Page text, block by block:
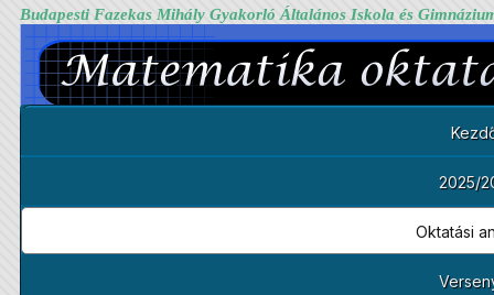
Budapesti Fazekas Mihály Gyakorló Általános Iskola és
2025/
Oktatási